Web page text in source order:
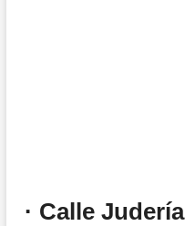
· Calle Judería